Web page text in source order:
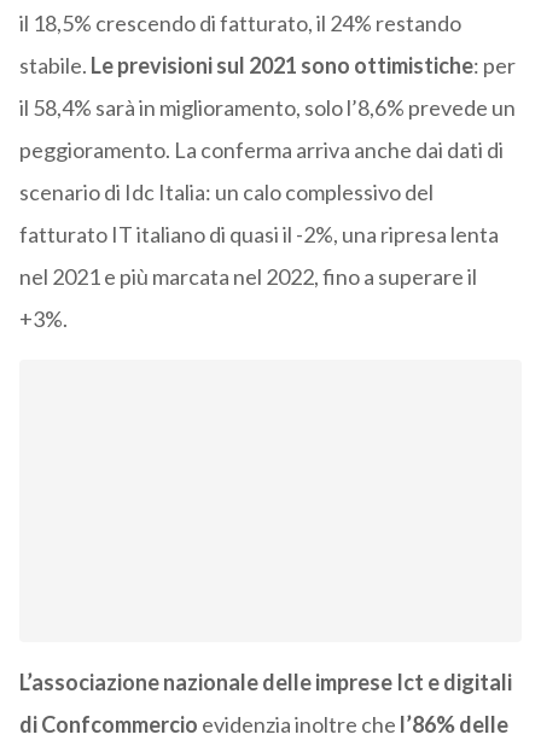
il 18,5% crescendo di fatturato, il 24% restando
stabile. Le previsioni sul 2021 sono ottimistiche: per
il 58,4% sarà in miglioramento, solo l’8,6% prevede un
peggioramento. La conferma arriva anche dai dati di
scenario di Idc Italia: un calo complessivo del
fatturato IT italiano di quasi il -2%, una ripresa lenta
nel 2021 e più marcata nel 2022, fino a superare il
+3%.
L’associazione nazionale delle imprese Ict e digitali
di Confcommercio evidenzia inoltre che l’86% delle